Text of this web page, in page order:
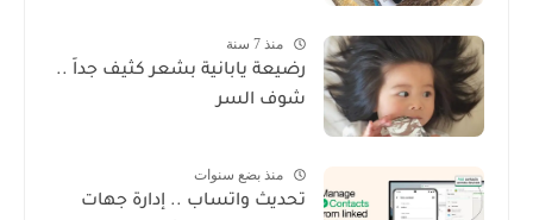
منذ 7 سنة
رضيعة يابانية بشعر كثيف جداً ..
شوف السر
منذ بضع سنوات
تحديث واتساب .. إدارة جهات